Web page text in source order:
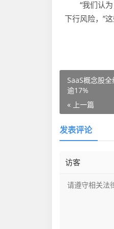
“我们认为
下行风险，”
SaaS概念股
逾17%
« 上一篇
发表评论